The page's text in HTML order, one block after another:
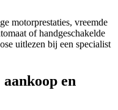
motorprestaties, vreemde
of handgeschakelde
uitlezen bij een specialist
en